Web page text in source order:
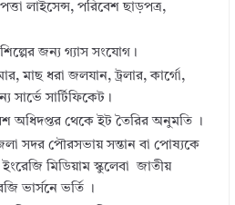
লাইসেন্স, পরিবেশ ছাড়পত্র,
জন্য গ্যাস সংযোগ।
মাছ ধরা জলযান, ট্রলার, কার্গো,
সার্ভে সার্টিফিকেট।
অধিদপ্তর থেকে ইট তৈরির অনুমতি ।
সদর পৌরসভায় সন্তান বা পোষ্যকে
মিডিয়াম স্কুলেবা জাতীয়
ভার্সনে ভর্তি ।